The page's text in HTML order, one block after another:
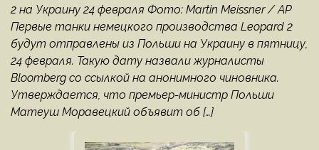
2 на Украину 24 февраля Фото: Martin Meissner / АР
Первые танки немецкого производства Leopard 2
будут отправлены из Польши на Украину в пятницу,
24 февраля. Такую дату назвали журналисты
Bloomberg со ссылкой на анонимного чиновника.
Утверждается, что премьер-министр Польши
Матеуш Моравецкий объявит об […]